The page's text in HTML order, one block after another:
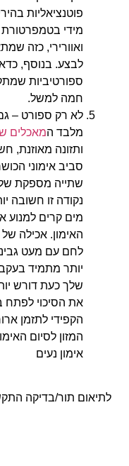
פוטנציאליות
מידי בטמפרטורת
ואוורירי, כזה
לבצע. בנוסף,
ספורטיביות
חמה למשל.
לא רק ספורט –
מלבד המאכלים
ותזונה מאוזנת,
סביב אימוני
שתייה מספקת
נקודה זו חשובה
מים קרים למנוע
האימון. אכילה
לחם עם מעט
יותר מתמיד
שלך כעת דורש
את הסיכוי לפתח
הקפידי לתזמן
המזון לסיום
אימון נעים
לתיאום תור/בדיקה